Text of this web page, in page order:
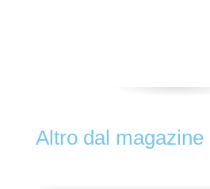
Altro dal magazine